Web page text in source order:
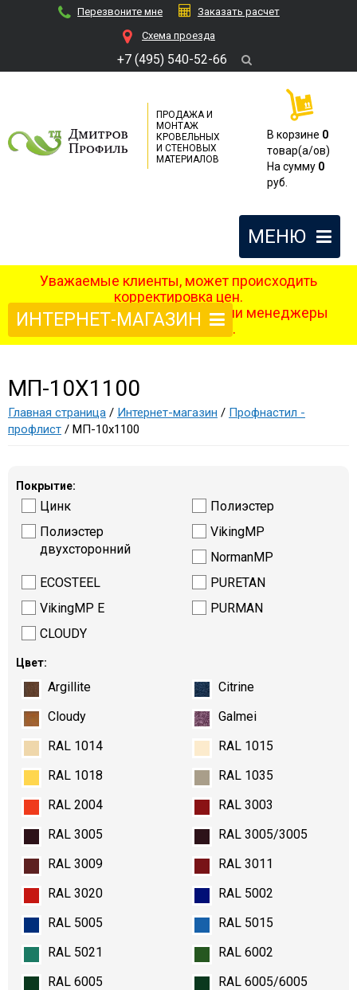
Перезвоните мне
Заказать расчет
Cхема проезда
+7 (495) 540-52-66
ПРОДАЖА И
МОНТАЖ
КРОВЕЛЬНЫХ
И СТЕНОВЫХ
МАТЕРИАЛОВ
В корзине 0
товар(a/ов)
На сумму 0
руб.
МЕНЮ
Уважаемые клиенты, может происходить
корректировка цен.
После оформления заказа наши менеджеры
свяжутся с вами.
ИНТЕРНЕТ-МАГАЗИН
МП-10Х1100
Главная страница / Интернет-магазин / Профнастил -
профлист / МП-10х1100
Покрытие:
Цинк
Полиэстер
Полиэстер
двухсторонний
VikingMP
NormanMP
ECOSTEEL
PURETAN
VikingMP E
PURMAN
CLOUDY
Цвет:
Argillite
Citrine
Cloudy
Galmei
RAL 1014
RAL 1015
RAL 1018
RAL 1035
RAL 2004
RAL 3003
RAL 3005
RAL 3005/3005
RAL 3009
RAL 3011
RAL 3020
RAL 5002
RAL 5005
RAL 5015
RAL 5021
RAL 6002
RAL 6005
RAL 6005/6005